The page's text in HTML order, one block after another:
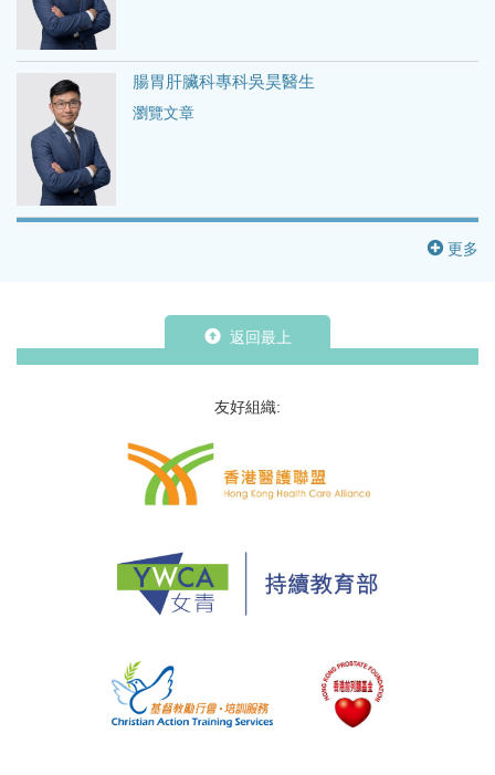
腸胃肝臟科專科吳昊醫生
瀏覽文章
更多
返回最上
友好組織: